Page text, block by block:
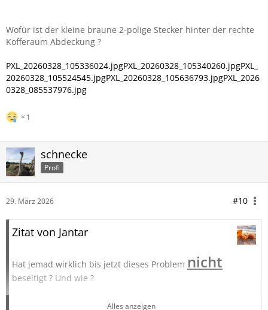
Wofür ist der kleine braune 2-polige Stecker hinter der rechte
Kofferaum Abdeckung ?
PXL_20260328_105336024.jpgPXL_20260328_105340260.jpgPXL_
20260328_105524545.jpgPXL_20260328_105636793.jpgPXL_2026
0328_085537976.jpg
1
schnecke
Profi
29. März 2026 #10
Zitat von Jantar
Hat jemad wirklich bis jetzt dieses Problem nicht
beseitigt ? Und wie ?
Alles anzeigen